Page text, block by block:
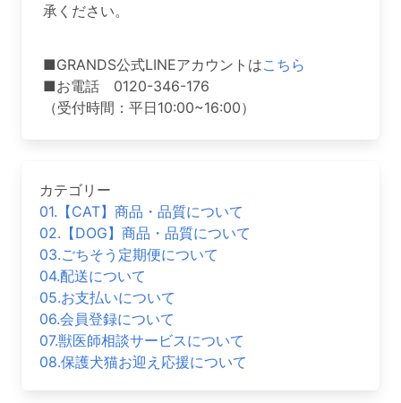
承ください。
■GRANDS公式LINEアカウントはこちら
■お電話 0120-346-176
（受付時間：平日10:00~16:00）
カテゴリー
01.【CAT】商品・品質について
02.【DOG】商品・品質について
03.ごちそう定期便について
04.配送について
05.お支払いについて
06.会員登録について
07.獣医師相談サービスについて
08.保護犬猫お迎え応援について